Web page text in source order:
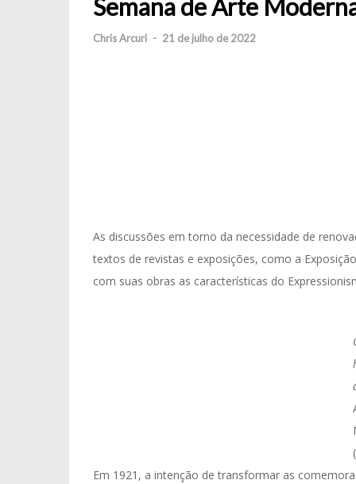
Semana de Arte
Chris Arcuri - 21 de julho de 2022
As discussões em torno da necessidade de
textos de revistas e exposições, como a
com suas obras as características do
Em 1921, a intenção de transformar as